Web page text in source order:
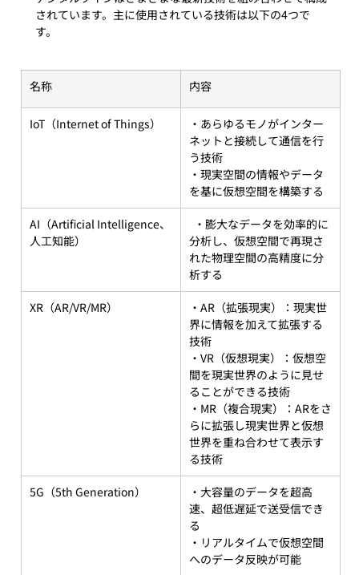
されています。主に使用されている技術は以下の4つで
名称 内容
IoT（Internet of Things）
・あらゆるモノがインター
ネットと接続して通信を行
う技術
・現実空間の情報やデータ
を基に仮想空間を構築する
AI（Artificial Intelligence、
人工知能）
・膨大なデータを効率的に
分析し、仮想空間で再現さ
れた物理空間の高精度に分
析する
XR（AR/VR/MR）
・AR（拡張現実）：現実世
界に情報を加えて拡張する
技術
・VR（仮想現実）：仮想空
間を現実世界のように見せ
ることができる技術
・MR（複合現実）：ARをさ
らに拡張し現実世界と仮想
世界を重ね合わせて表示す
る技術
5G（5th Generation）
・大容量のデータを超高
速、超低遅延で送受信でき
る
・リアルタイムで仮想空間
へのデータ反映が可能